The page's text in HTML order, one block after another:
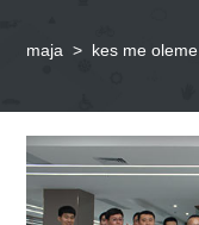
maja > kes me oleme